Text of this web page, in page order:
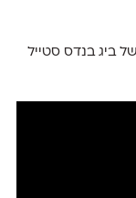
ביג בנדס סטייל